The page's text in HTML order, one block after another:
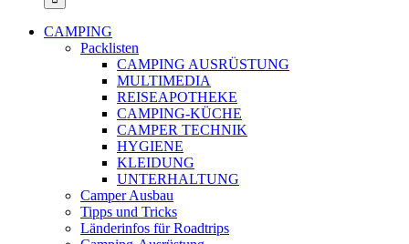
CAMPING
Packlisten
CAMPING AUSRÜSTUNG
MULTIMEDIA
REISEAPOTHEKE
CAMPING-KÜCHE
CAMPER TECHNIK
HYGIENE
KLEIDUNG
UNTERHALTUNG
Camper Ausbau
Tipps und Tricks
Länderinfos für Roadtrips